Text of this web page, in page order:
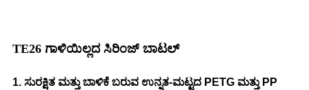
TE26 ಗಾಳಿಯಿಲ್ಲದ ಸಿರಿಂಜ್ ಬಾಟಲ್
1. ಸುರಕ್ಷಿತ ಮತ್ತು ಬಾಳಿಕೆ ಬರುವ ಉನ್ನತ-ಮಟ್ಟದ PETG ಮತ್ತು PP